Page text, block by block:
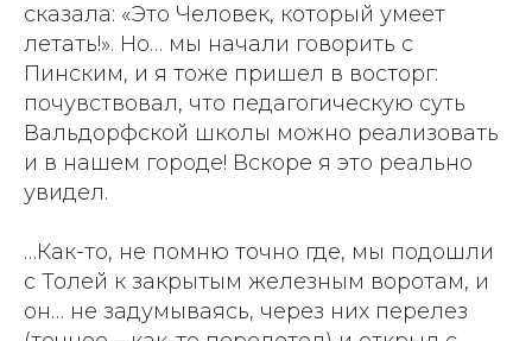
сказала: «Это Человек, который умеет
летать!». Но… мы начали говорить с
Пинским, и я тоже пришел в восторг:
почувствовал, что педагогическую суть
Вальдорфской школы можно реализовать
и в нашем городе! Вскоре я это реально
увидел.
…Как-то, не помню точно где, мы подошли
с Толей к закрытым железным воротам, и
он… не задумываясь, через них перелез